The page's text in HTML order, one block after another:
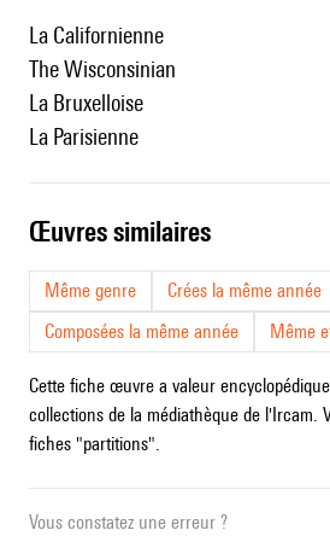
La Californienne
The Wisconsinian
La Bruxelloise
La Parisienne
œuvres similaires
Même genre
Crées la même année
Composées la même année
Même
Cette fiche œuvre a valeur
collections de la médiathèque de l'Ircam.
fiches "partitions".
Vous constatez une erreur ?